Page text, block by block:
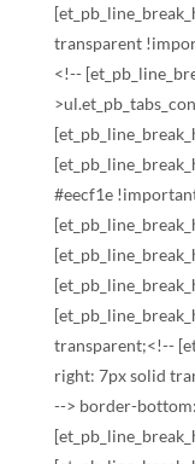
transparent
<!--
#eecf1e
transparent;<!--
right: 7px solid
--> border-